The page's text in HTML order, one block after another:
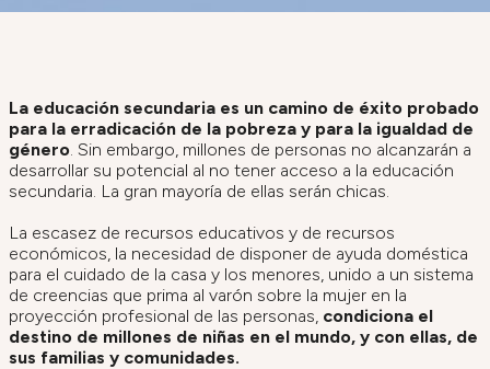
La educación secundaria es un camino de éxito probado
para la erradicación de la pobreza y para la igualdad de
género. Sin embargo, millones de personas no alcanzarán a
desarrollar su potencial al no tener acceso a la educación
secundaria. La gran mayoría de ellas serán chicas.
La escasez de recursos educativos y de recursos
económicos, la necesidad de disponer de ayuda doméstica
para el cuidado de la casa y los menores, unido a un sistema
de creencias que prima al varón sobre la mujer en la
proyección profesional de las personas, condiciona el
destino de millones de niñas en el mundo, y con ellas, de
sus familias y comunidades.